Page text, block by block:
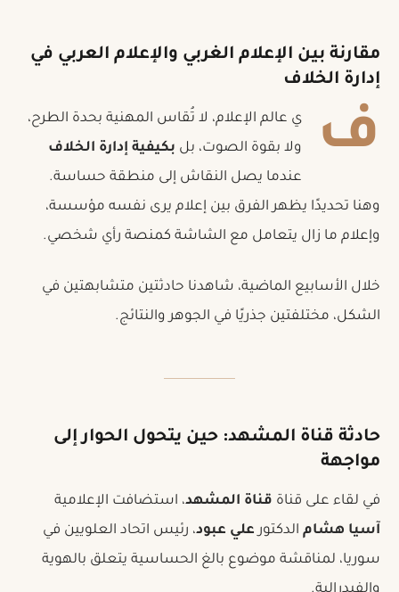
مقارنة بين الإعلام الغربي والإعلام العربي في
إدارة الخلاف
ف
ي عالم الإعلام، لا تُقاس المهنية بحدة الطرح،
ولا بقوة الصوت، بل بكيفية إدارة الخلاف
عندما يصل النقاش إلى منطقة حساسة.
وهنا تحديدًا يظهر الفرق بين إعلام يرى نفسه مؤسسة،
وإعلام ما زال يتعامل مع الشاشة كمنصة رأي شخصي.
خلال الأسابيع الماضية، شاهدنا حادثتين متشابهتين في
الشكل، مختلفتين جذريًا في الجوهر والنتائج.
حادثة قناة المشهد: حين يتحول الحوار إلى
مواجهة
في لقاء على قناة قناة المشهد، استضافت الإعلامية
آسيا هشام الدكتور علي عبود، رئيس اتحاد العلويين في
سوريا، لمناقشة موضوع بالغ الحساسية يتعلق بالهوية